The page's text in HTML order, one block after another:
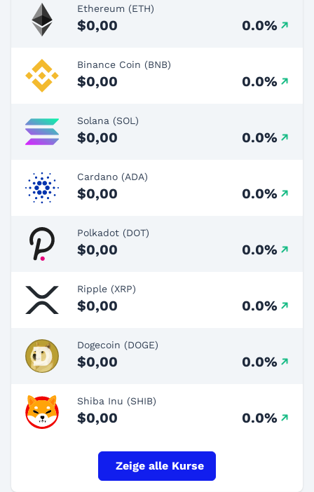
Ethereum (ETH)
$0,00 0.0%
Binance Coin (BNB)
$0,00 0.0%
Solana (SOL)
$0,00 0.0%
Cardano (ADA)
$0,00 0.0%
Polkadot (DOT)
$0,00 0.0%
Ripple (XRP)
$0,00 0.0%
Dogecoin (DOGE)
$0,00 0.0%
Shiba Inu (SHIB)
$0,00 0.0%
Zeige alle Kurse